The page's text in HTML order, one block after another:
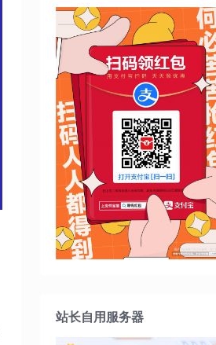
站长自用服务器